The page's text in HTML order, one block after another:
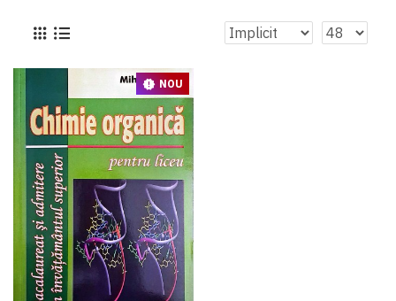
NOU